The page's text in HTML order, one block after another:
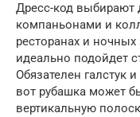
Дресс-код выбирают
компаньонами и
ресторанах и
идеально подойдет
Обязателен галстук
вот рубашка может
вертикальную